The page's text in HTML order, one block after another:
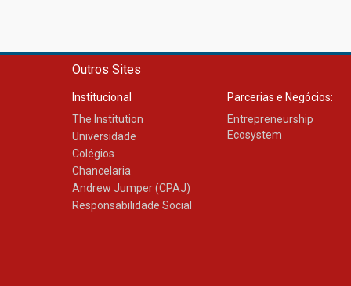
Outros Sites
Institucional
The Institution
Universidade
Colégios
Chancelaria
Andrew Jumper (CPAJ)
Responsabilidade Social
Parcerias e Negócios:
Entrepreneurship
Ecosystem